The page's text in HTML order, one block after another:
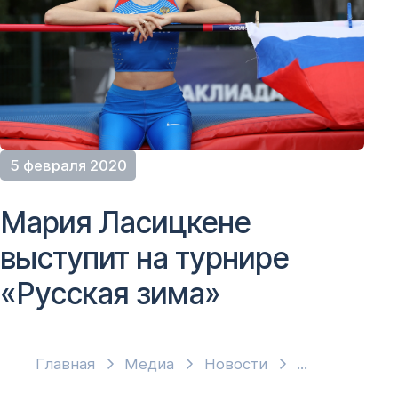
5 февраля 2020
Главная Медиа Новости
Мария Ласицкене
выступит на турнире
«Русская зима»